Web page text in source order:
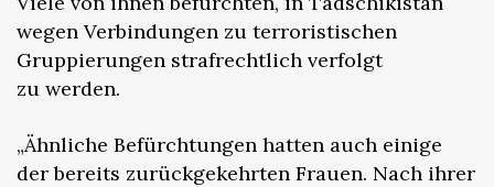
wegen Verbindungen zu terroristischen
Gruppierungen strafrechtlich verfolgt
zu werden.
„Ähnliche Befürchtungen hatten auch einige
der bereits zurückgekehrten Frauen. Nach ihrer